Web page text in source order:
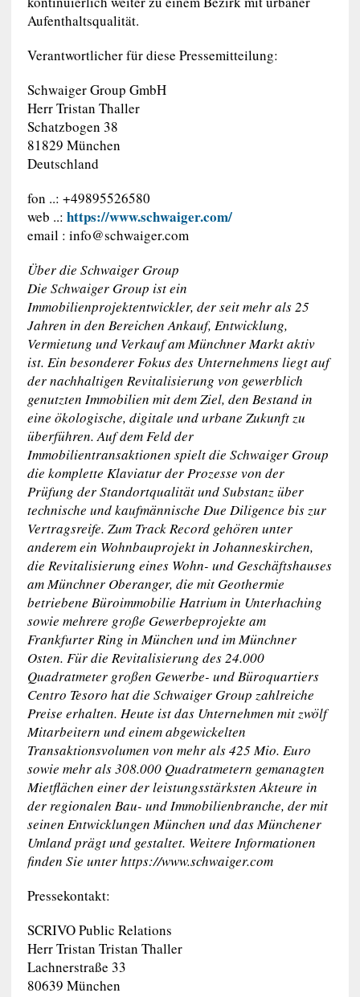
Aufenthaltsqualität.
Verantwortlicher für diese Pressemitteilung:
Schwaiger Group GmbH
Herr Tristan Thaller
Schatzbogen 38
81829 München
Deutschland
fon ..: +49895526580
web ..: https://www.schwaiger.com/
email : info@schwaiger.com
Über die Schwaiger Group
Die Schwaiger Group ist ein
Immobilienprojektentwickler, der seit mehr als 25
Jahren in den Bereichen Ankauf, Entwicklung,
Vermietung und Verkauf am Münchner Markt aktiv
ist. Ein besonderer Fokus des Unternehmens liegt auf
der nachhaltigen Revitalisierung von gewerblich
genutzten Immobilien mit dem Ziel, den Bestand in
eine ökologische, digitale und urbane Zukunft zu
überführen. Auf dem Feld der
Immobilientransaktionen spielt die Schwaiger Group
die komplette Klaviatur der Prozesse von der
Prüfung der Standortqualität und Substanz über
technische und kaufmännische Due Diligence bis zur
Vertragsreife. Zum Track Record gehören unter
anderem ein Wohnbauprojekt in Johanneskirchen,
die Revitalisierung eines Wohn- und Geschäftshauses
am Münchner Oberanger, die mit Geothermie
betriebene Büroimmobilie Hatrium in Unterhaching
sowie mehrere große Gewerbeprojekte am
Frankfurter Ring in München und im Münchner
Osten. Für die Revitalisierung des 24.000
Quadratmeter großen Gewerbe- und Büroquartiers
Centro Tesoro hat die Schwaiger Group zahlreiche
Preise erhalten. Heute ist das Unternehmen mit zwölf
Mitarbeitern und einem abgewickelten
Transaktionsvolumen von mehr als 425 Mio. Euro
sowie mehr als 308.000 Quadratmetern gemanagten
Mietflächen einer der leistungsstärksten Akteure in
der regionalen Bau- und Immobilienbranche, der mit
seinen Entwicklungen München und das Münchener
Umland prägt und gestaltet. Weitere Informationen
finden Sie unter https://www.schwaiger.com
Pressekontakt:
SCRIVO Public Relations
Herr Tristan Tristan Thaller
Lachnerstraße 33
80639 München